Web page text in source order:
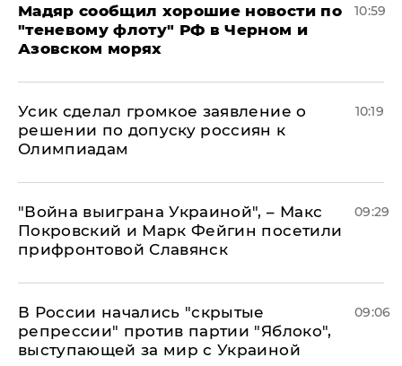
Мадяр сообщил хорошие новости по
"теневому флоту" РФ в Черном и
Азовском морях
10:59
Усик сделал громкое заявление о
решении по допуску россиян к
Олимпиадам
10:19
"Война выиграна Украиной", – Макс
Покровский и Марк Фейгин посетили
прифронтовой Славянск
09:29
В России начались "скрытые
репрессии" против партии "Яблоко",
выступающей за мир с Украиной
09:06